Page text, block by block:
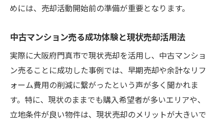
めには、売却活動開始前の準備が重要となります。
中古マンション売る成功体験と現状売却活用法
実際に大阪府門真市で現状売却を活用し、中古マンショ
ン売ることに成功した事例では、早期売却や余計なリフ
ォーム費用の削減に繋がったという声が多く聞かれま
す。特に、現状のままでも購入希望者が多いエリアや、
立地条件が良い物件は、現状売却のメリットが大きいで